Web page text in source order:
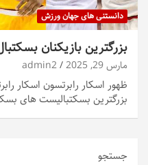
دانستنی های جهان ورزش
بزرگترین بازیکنان
مارس 29, 2025 admin2
ظهور اسکار رابرتسون اسکار
بزرگترین بسکتبالیست های
جستجو